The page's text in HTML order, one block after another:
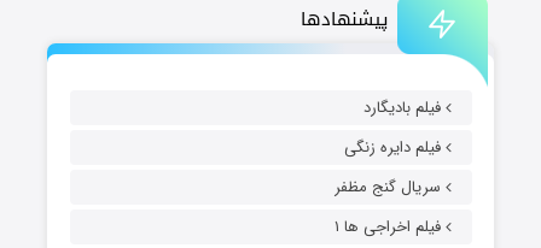
پیشنهادها
فیلم بادیگارد
فیلم دایره زنگی
سریال گنج مظفر
فیلم اخراجی ها ۱